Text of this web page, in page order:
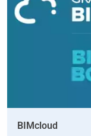
BIMcloud